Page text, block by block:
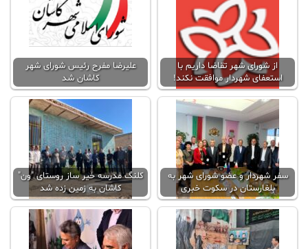
از شورای شهر تقاضا داریم با
استعفای شهردار موافقت نکند!
علیرضا مفرح رئيس شورای شهر
کاشان شد
سفر شهردار و عضو شورای شهر به
بلغارستان در سکوت خبری
کلنگ مدرسه خیر ساز روستای "ون"
کاشان ‌به زمین زده شد